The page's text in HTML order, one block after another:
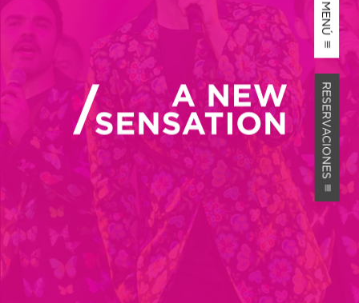
MENÚ
RESERVACIONES